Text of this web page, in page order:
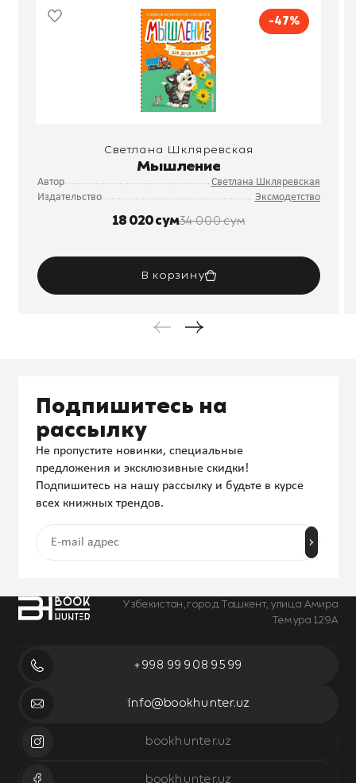
-47%
Светлана Шкляревская
Мышление
Автор
Светлана Шкляревская
Издательство
Эксмодетство
18 020 сум34 000 сум
В корзину
Узбекистан, город Ташкент, улица Амира
Темура 129А
+998 99 908 95 99
info@bookhunter.uz
bookhunter.uz
bookhunter.uz
Подпишитесь на
рассылку
Не пропустите новинки, специальные
предложения и эксклюзивные скидки!
Подпишитесь на нашу рассылку и будьте в курсе
всех книжных трендов.